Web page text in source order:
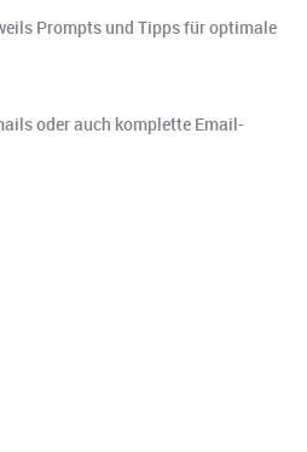
Prompts und Tipps für optimale
oder auch komplette Email-